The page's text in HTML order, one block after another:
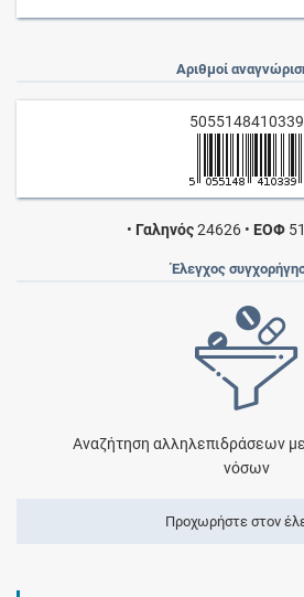
Αριθμοί
5055148410339
• Γαληνός24626 • ΕΟΦ
Έλεγχος
Αναζήτηση αλληλεπιδράσεων
νόσων
Προχωρήστε στον